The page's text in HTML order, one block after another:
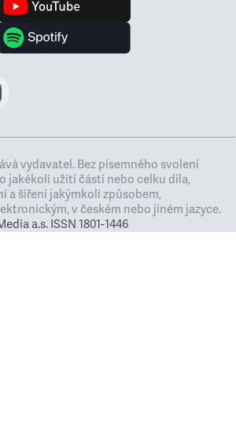
vydavatel. Bez písemného svolení
jakékoli užití částí nebo celku díla,
a šíření jakýmkoli způsobem,
v českém nebo jiném jazyce.
a.s. ISSN 1801-1446